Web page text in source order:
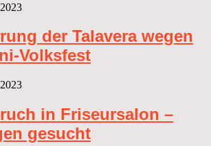
der Talavera wegen
Volksfest
in Friseursalon –
gesucht